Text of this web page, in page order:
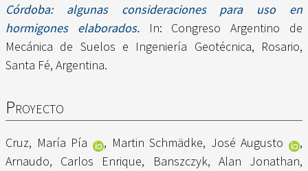
Córdoba: algunas consideraciones para uso en
hormigones elaborados.In: Congreso Argentino de
Mecánica de Suelos e Ingeniería Geotécnica, Rosario,
Santa Fé, Argentina.
Proyecto
Cruz, María Pía , Martin Schmädke, José Augusto
,
Arnaudo, Carlos Enrique, Banszczyk, Alan Jonathan,